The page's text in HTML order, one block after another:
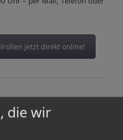
jetzt direkt online!
Stuhlrollen
Stuhlrollen für
die wir